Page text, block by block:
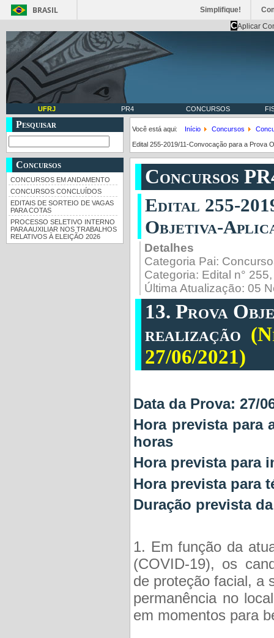
BRASIL Simplifique!
CAplicar
UFRJ PR4 CONCURSOS
Pesquisar
Concursos
CONCURSOS EM ANDAMENTO
CONCURSOS CONCLUÍDOS
EDITAIS DE SORTEIO DE VAGAS
PARA COTAS
PROCESSO SELETIVO INTERNO
PARA AUXILIAR NOS TRABALHOS
RELATIVOS À ELEIÇÃO 2026
Você está aqui: Início Concursos
Edital 255-2019/11-Convocação para a Prova
Concursos
Edital 255-
Objetiva-
Detalhes
Categoria Pai:
Categoria: Edital n°
Última Atualização: 05
13. Prova
realização
27/06/2021)
Data da Prova: 27/
Hora prevista para
horas
Hora prevista para
Hora prevista para
Duração prevista
1. Em função da
(COVID-19), os
de proteção facial, a
permanência no
em momentos para